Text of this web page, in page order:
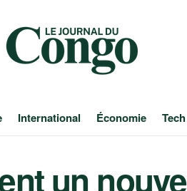
International Économie
un